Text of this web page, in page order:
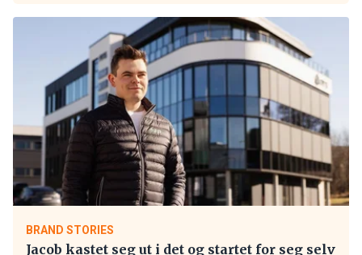
BRAND STORIES
Jacob kastet seg ut i det og startet for seg selv